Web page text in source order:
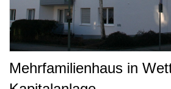
Mehrfamilienhaus in